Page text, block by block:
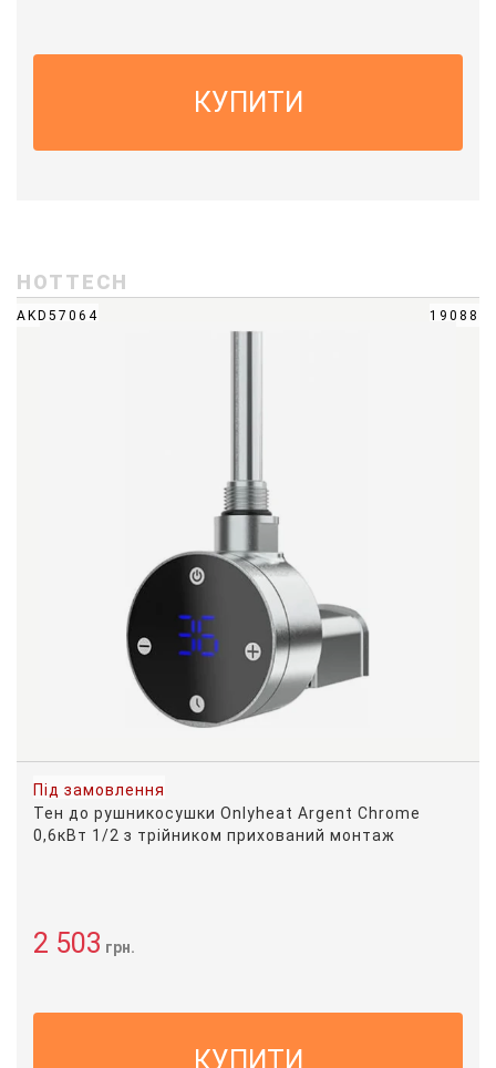
КУПИТИ
HOTTECH
AKD57064 19088
Під замовлення
Тен до рушникосушки Onlyheat Argent Chrome
0,6кВт 1/2 з трійником прихований монтаж
2 503 грн.
КУПИТИ